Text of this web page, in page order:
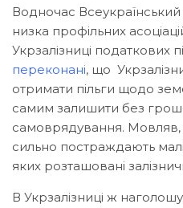
Водночас
низка профільних
Укрзалізниці податкових
переконані, що
отримати пільги щодо
самим залишити без
самоврядування. Мовляв,
сильно постраждають
яких розташовані
В Укрзалізниці ж